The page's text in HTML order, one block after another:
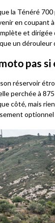
la Ténéré
en coupant
et
un dérouleur
pas si
réservoir
perchée à
côté, mais